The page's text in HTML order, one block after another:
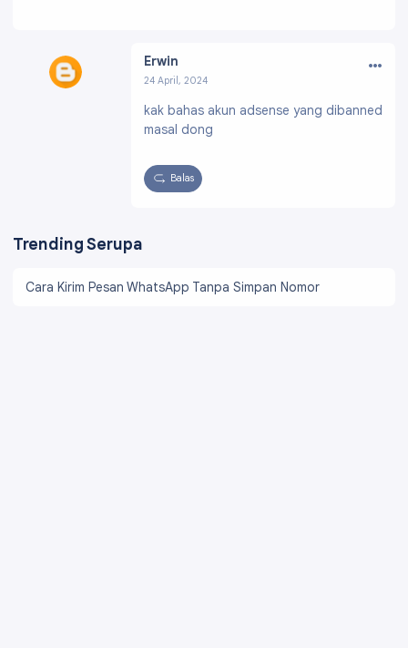
Erwin
24 April, 2024
4727641022337226
…
kak bahas akun adsense yang dibanned
masal dong
Balas
Trending Serupa
Cara Kirim Pesan WhatsApp Tanpa Simpan Nomor